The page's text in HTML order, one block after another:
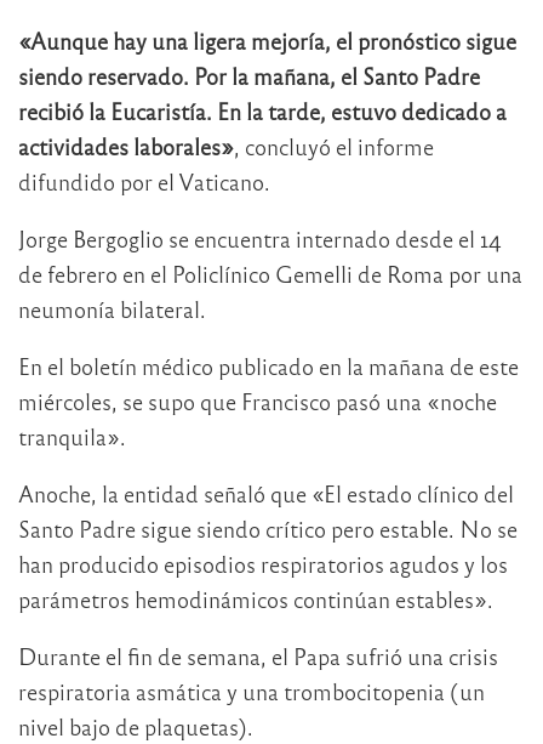
«Aunque hay una ligera mejoría, el pronóstico sigue
siendo reservado. Por la mañana, el Santo Padre
recibió la Eucaristía. En la tarde, estuvo dedicado a
actividades laborales», concluyó el informe
difundido por el Vaticano.
Jorge Bergoglio se encuentra internado desde el 14
de febrero en el Policlínico Gemelli de Roma por una
neumonía bilateral.
En el boletín médico publicado en la mañana de este
miércoles, se supo que Francisco pasó una «noche
tranquila».
Anoche, la entidad señaló que «El estado clínico del
Santo Padre sigue siendo crítico pero estable. No se
han producido episodios respiratorios agudos y los
parámetros hemodinámicos continúan estables».
Durante el fin de semana, el Papa sufrió una crisis
respiratoria asmática y una trombocitopenia (un
nivel bajo de plaquetas).